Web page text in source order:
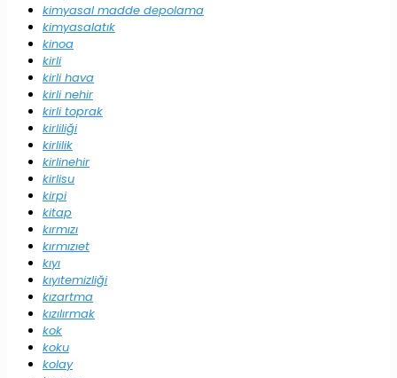
kimyasal madde depolama
kimyasalatık
kinoa
kirli
kirli hava
kirli nehir
kirli toprak
kirliliği
kirlilik
kirlinehir
kirlisu
kirpi
kitap
kırmızı
kırmızıet
kıyı
kıyıtemizliği
kızartma
kızılırmak
kok
koku
kolay